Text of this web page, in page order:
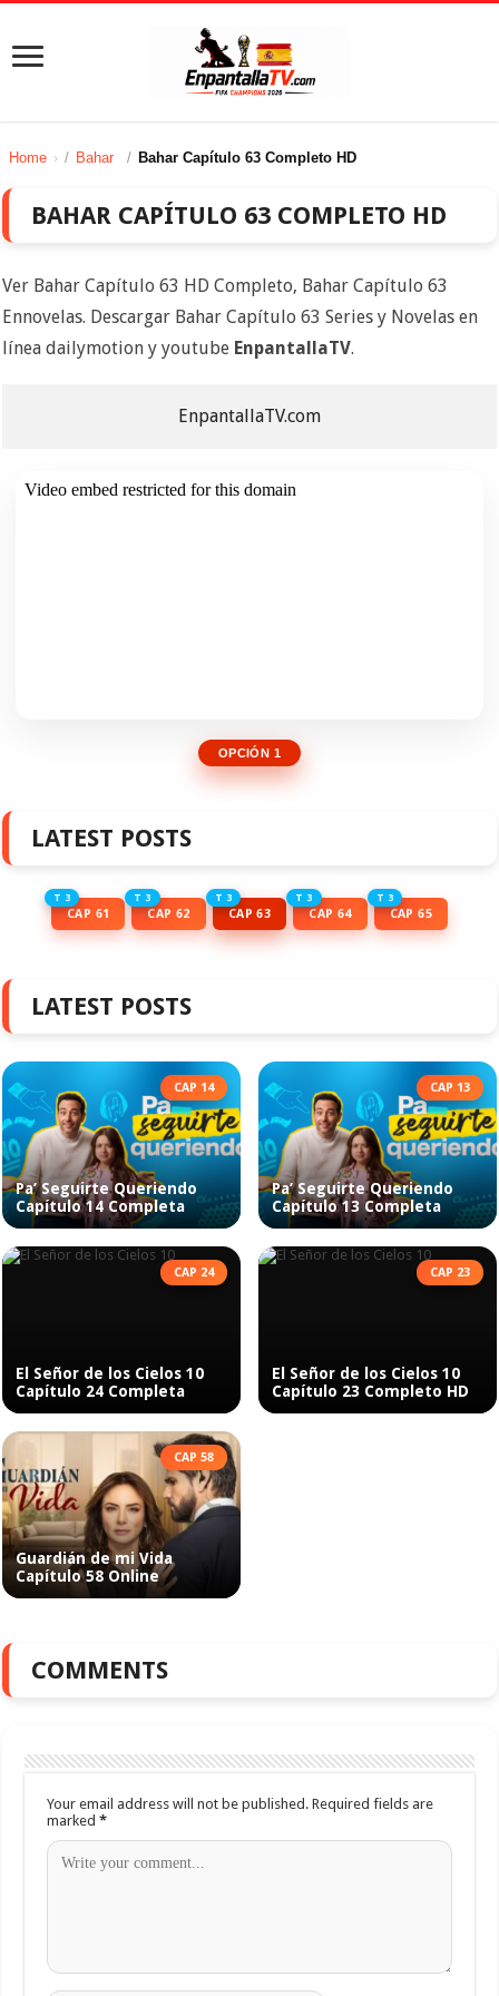
Home / Bahar / Bahar Capítulo 63 Completo HD
BAHAR CAPÍTULO 63 COMPLETO HD
Ver Bahar Capítulo 63 HD Completo, Bahar Capítulo 63
Ennovelas. Descargar Bahar Capítulo 63 Series y Novelas en
línea dailymotion y youtube EnpantallaTV.
EnpantallaTV.com
OPCIÓN 1
LATEST POSTS
T 3
CAP 61
T 3
CAP 62
T 3
CAP 63
T 3
CAP 64
T 3
CAP 65
LATEST POSTS
CAP 14
Pa’ Seguirte Queriendo
Capítulo 14 Completa
CAP 13
Pa’ Seguirte Queriendo
Capítulo 13 Completa
CAP 24
El Señor de los Cielos 10
Capítulo 24 Completa
CAP 23
El Señor de los Cielos 10
Capítulo 23 Completo HD
CAP 58
Guardián de mi Vida
Capítulo 58 Online
COMMENTS
Your email address will not be published. Required fields are
marked*